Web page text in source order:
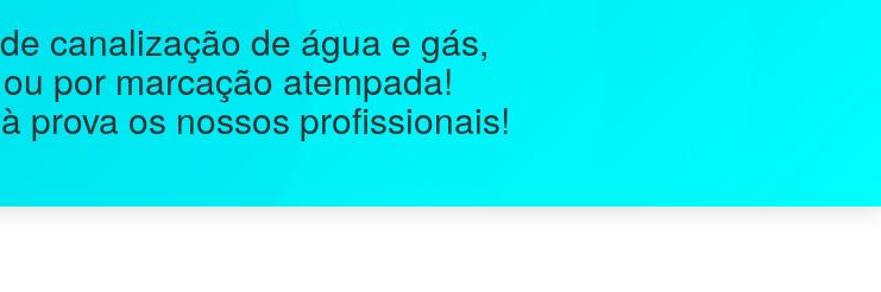
canalização de água e gás,
por marcação atempada!
prova os nossos profissionais!